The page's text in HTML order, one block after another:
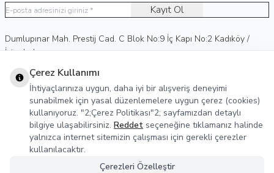
Kayıt Ol
Adres
Dumlupınar Mah. Prestij Cad. C Blok No:9 İç Kapı No:2 Kadıköy /
İstanbul
Telefon
0 (530) 236 15 75
E-Posta
info@agreka.com.tr
Müşteri Hizmetleri
Yasal Bilgiler
Sosyal Medya
Çerez Kullanımı
İhtiyaçlarınıza uygun, daha iyi bir alışveriş deneyimi
sunabilmek için yasal düzenlemelere uygun çerez (cookies)
kullanıyoruz. "2;Çerez Politikası"2; sayfamızdan detaylı
bilgiye ulaşabilirsiniz. Reddet seçeneğine tıklamanız halinde
yalnızca internet sitemizin çalışması için gerekli çerezler
kullanılacaktır.
Çerezleri Özelleştir